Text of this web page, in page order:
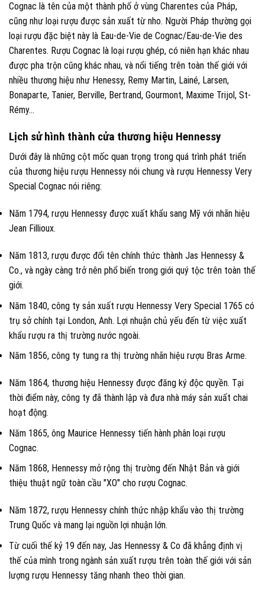
Cognac là tên của một thành phố ở vùng Charentes của Pháp,
cũng như loại rượu được sản xuất từ nho. Người Pháp thường gọi
loại rượu đặc biệt này là Eau-de-Vie de Cognac/Eau-de-Vie des
Charentes. Rượu Cognac là loại rượu ghép, có niên hạn khác nhau
được pha trộn cũng khác nhau, và nổi tiếng trên toàn thế giới với
nhiều thương hiệu như Henessy, Remy Martin, Lainé, Larsen,
Bonaparte, Tanier, Berville, Bertrand, Gourmont, Maxime Trijol, St-
Rémy...
Lịch sử hình thành cửa thương hiệu Hennessy
Dưới đây là những cột mốc quan trọng trong quá trình phát triển
của thương hiệu rượu Hennessy nói chung và rượu Hennessy Very
Special Cognac nói riêng:
Năm 1794, rượu Hennessy được xuất khẩu sang Mỹ với nhãn hiệu
Jean Fillioux.
Năm 1813, rượu được đổi tên chính thức thành Jas Hennessy &
Co., và ngày càng trở nên phổ biến trong giới quý tộc trên toàn thế
giới.
Năm 1840, công ty sản xuất rượu Hennessy Very Special 1765 có
trụ sở chính tại London, Anh. Lợi nhuận chủ yếu đến từ việc xuất
khẩu rượu ra thị trường nước ngoài.
Năm 1856, công ty tung ra thị trường nhãn hiệu rượu Bras Arme.
Năm 1864, thương hiệu Hennessy được đăng ký độc quyền. Tại
thời điểm này, công ty đã thành lập và đưa nhà máy sản xuất chai
hoạt động.
Năm 1865, ông Maurice Hennessy tiến hành phân loại rượu
Cognac.
Năm 1868, Hennessy mở rộng thị trường đến Nhật Bản và giới
thiệu thuật ngữ toàn cầu "XO" cho rượu Cognac.
Năm 1872, rượu Hennessy chính thức nhập khẩu vào thị trường
Trung Quốc và mang lại nguồn lợi nhuận lớn.
Từ cuối thế kỷ 19 đến nay, Jas Hennessy & Co đã khẳng định vị
thế của mình trong ngành sản xuất rượu trên toàn thế giới với sản
lượng rượu Hennessy tăng nhanh theo thời gian.